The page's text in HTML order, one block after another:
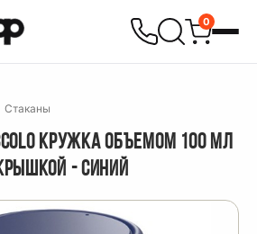
0
Стаканы
КРУЖКА ОБЪЕМОМ 100 МЛ
- CИНИЙ